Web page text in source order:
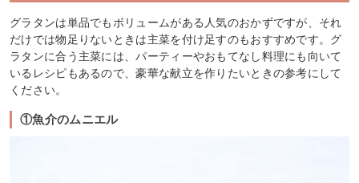
グラタンは単品でもボリュームがある人気のおかずですが、それ
だけでは物足りないときは主菜を付け足すのもおすすめです。グ
ラタンに合う主菜には、パーティーやおもてなし料理にも向いて
いるレシピもあるので、豪華な献立を作りたいときの参考にして
ください。
①魚介のムニエル